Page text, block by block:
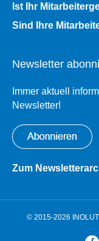
Ist Ihr
Sind Ihre
Newsletter
Immer aktuell
Newsletter!
Zum
© 2015-2026